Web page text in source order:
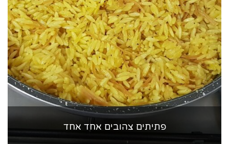
פתיתים צהובים אחד אחד